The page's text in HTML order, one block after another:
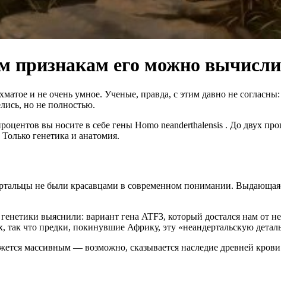
признакам его можно
и не очень умное. Ученые, правда, с этим давно не
но не полностью.
вы носите в себе гены Homo neanderthalensis . До двух
генетика и анатомия.
не были красавцами в современном понимании.
выяснили: вариант гена ATF3, который достался нам от
что предки, покинувшие Африку, эту «неандертальскую
массивным — возможно, сказывается наследие древней